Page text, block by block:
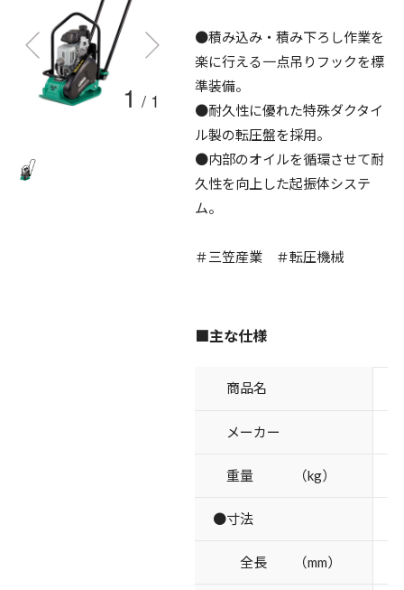
1 / 1
●積み込み・積み下ろし作業を
楽に行える一点吊りフックを標
準装備。
●耐久性に優れた特殊ダクタイ
ル製の転圧盤を採用。
●内部のオイルを循環させて耐
久性を向上した起振体システ
ム。
＃三笠産業 ＃転圧機械
■主な仕様
商品名
メーカー
重量 （kg）
●寸法
全長 （mm）